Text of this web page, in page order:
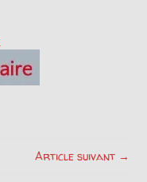
Article suivant →